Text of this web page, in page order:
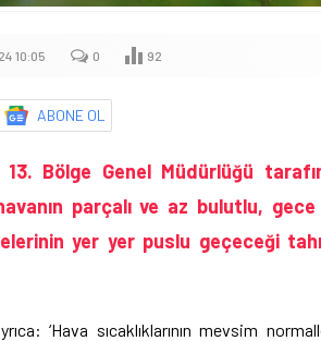
10:05 0 92
ABONE OL
Bölge Genel Müdürlüğü
parçalı ve az bulutlu,
yer yer puslu geçeceği
‘Hava sıcaklıklarının mevsim